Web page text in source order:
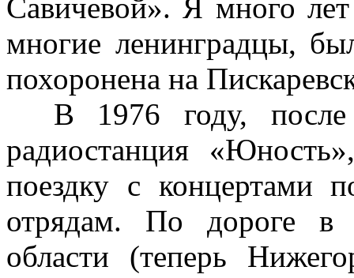
Савичевой». Я много
многие ленинградцы,
похоронена на
В 1976 году, после
радиостанция
поездку с концертами
отрядам. По дороге в
области (теперь